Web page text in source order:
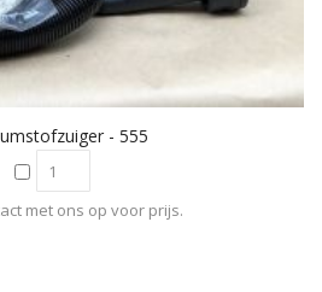
- 555
met ons op voor prijs.